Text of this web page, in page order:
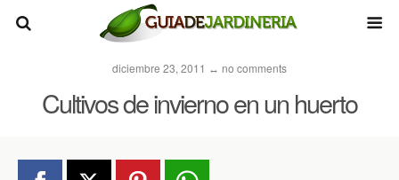
diciembre 23, 2011 ↔ no comments
Cultivos de invierno en un huerto